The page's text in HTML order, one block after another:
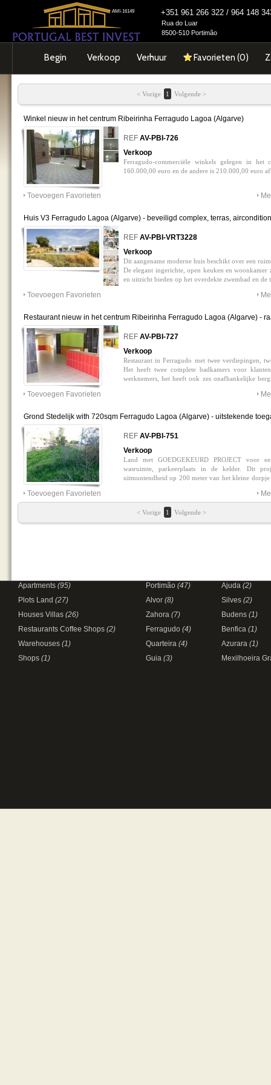
AMI-16149 +351 961 266 322 / 964 148
Rua do Luar
8500-510 Portimão
Begin Verkoop Verhuur Favorieten (0)
< Vorige 1 Volgende >
Winkel nieuw in het centrum Ribeirinha Ferragudo Lagoa (Algarve)
0
REF AV-PBI-726
Verkoop
Ferragudo-commerciële winkels gelegen in het
160.000,00 euro en de andere is 210.000,00 euro
Toevoegen Favorieten
Huis V3 Ferragudo Lagoa (Algarve) - beveiligd complex, terras,
tuin, zwembad, gemeubileerd
0
REF AV-PBI-VRT3228
Verkoop
Dit aangename moderne huis beschikt over een
De elegant ingerichte, open keuken en
en uitzicht bieden op het overdekte zwembad en
twee kamers die kunnen worden omgezet in
aangenaam terras van 66,15m² met een tuin
gebruikt als vakantiewoning of als investering.
Bouwjaar: 2023 Centrale locatie
Toevoegen Favorieten
Restaurant nieuw in het centrum Ribeirinha Ferragudo Lagoa (Algarve) -
duplex
0
REF AV-PBI-727
Verkoop
Restaurant in Ferragudo met twee verdiepingen,
Het heeft twee complete badkamers voor
werknemers, het heeft ook zes onafhankelijke
bevoorrechte omgeving naast het riviergebied met
Toevoegen Favorieten
Grond Stedelijk with 720sqm Ferragudo Lagoa (Algarve) - uitstekende
0
REF AV-PBI-751
Verkoop
Land met GOEDGEKEURD PROJECT voor
wasruimte, parkeerplaats in de kelder. Dit
uitmuntendheid op 200 meter van het kleine
toegang, dit project is gelegen in een omgeving
herkwalificatie van het gehele voetgangersgebied
de Lagoa. Wat dit project nog aantrekkelijker
Toevoegen Favorieten
< Vorige 1 Volgende >
Apartments (95)
Plots Land (27)
Houses Villas (26)
Restaurants Coffee Shops (2)
Warehouses (1)
Shops (1)
Portimão (47)
Alvor (8)
Zahora (7)
Ferragudo (4)
Quarteira (4)
Guia (3)
Ajuda (2)
Silves (2)
Budens (1)
Benfica (1)
Azurara (1)
Mexilhoeira